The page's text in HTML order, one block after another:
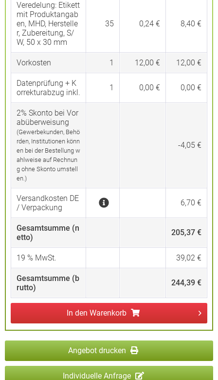
Veredelung: Etikett
mit Produktangab
en, MHD, Herstelle
r, Zubereitung, S/
W, 50 x 30 mm
35 0,24 € 8,40 €
Vorkosten 1 12,00 € 12,00 €
Datenprüfung + K
orrekturabzug inkl.
1 0,00 € 0,00 €
2% Skonto bei Vor
abüberweisung
(Gewerbekunden, Behö
rden, Institutionen könn
en bei der Bestellung w
ahlweise auf Rechnun
g ohne Skonto umstell
en.)
-4,05 €
Versandkosten DE
/ Verpackung
6,70 €
Gesamtsumme (n
etto)
205,37 €
19 % MwSt. 39,02 €
Gesamtsumme (b
rutto)
244,39 €
In den Warenkorb
Angebot drucken
Individuelle Anfrage